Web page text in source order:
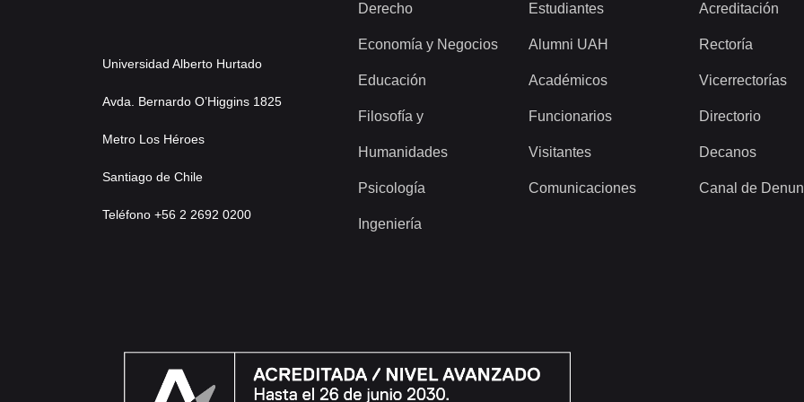
Universidad Alberto Hurtado
Avda. Bernardo O’Higgins 1825
Metro Los Héroes
Santiago de Chile
Teléfono +56 2 2692 0200
Derecho
Economía y Negocios
Educación
Filosofía y
Humanidades
Psicología
Ingeniería
Estudiantes
Alumni UAH
Académicos
Funcionarios
Visitantes
Comunicaciones
Acreditación
Rectoría
Vicerrectorías
Directorio
Decanos
Canal de